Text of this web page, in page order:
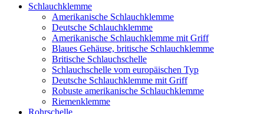
Schlauchklemme
Amerikanische Schlauchklemme
Deutsche Schlauchklemme
Amerikanische Schlauchklemme mit Griff
Blaues Gehäuse, britische Schlauchklemme
Britische Schlauchschelle
Schlauchschelle vom europäischen Typ
Deutsche Schlauchklemme mit Griff
Robuste amerikanische Schlauchklemme
Riemenklemme
Rohrschelle